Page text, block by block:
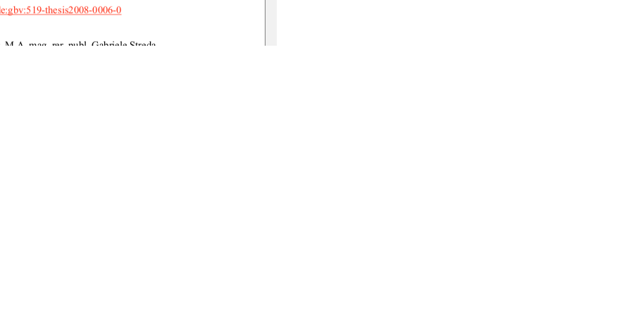
thesis2008-0006-0
M.A. mag. rer. publ. Gabriele Streda